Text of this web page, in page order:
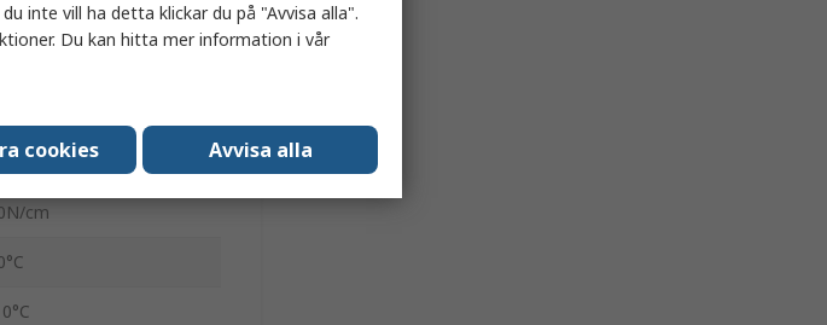
cm
inte vill ha detta klickar du på "Avvisa alla".
Du kan hitta mer information i vår
cookies Avvisa alla